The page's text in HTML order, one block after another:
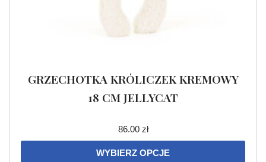
GRZECHOTKA KRÓLICZEK KREMOWY
18 CM JELLYCAT
86.00 zł
WYBIERZ OPCJE